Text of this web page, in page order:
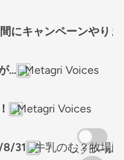
にキャンペーンやり
… Metagri Voices
Metagri Voices
8/31 牛乳のむ？牧場
スクロール